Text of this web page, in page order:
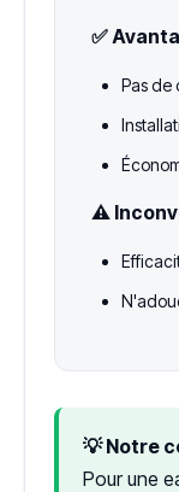
✅
Pas de
⚠️
💡 Notre
Pour une